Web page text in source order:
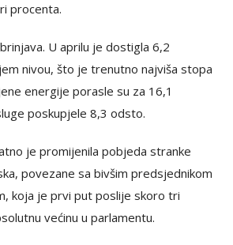
procenta.
U aprilu je dostigla 6,2
nivou, što je trenutno najviša stopa
energije porasle su za 16,1
poskupjele 8,3 odsto.
je promijenila pobjeda stranke
povezane sa bivšim predsjednikom
koja je prvi put poslije skoro tri
većinu u parlamentu.